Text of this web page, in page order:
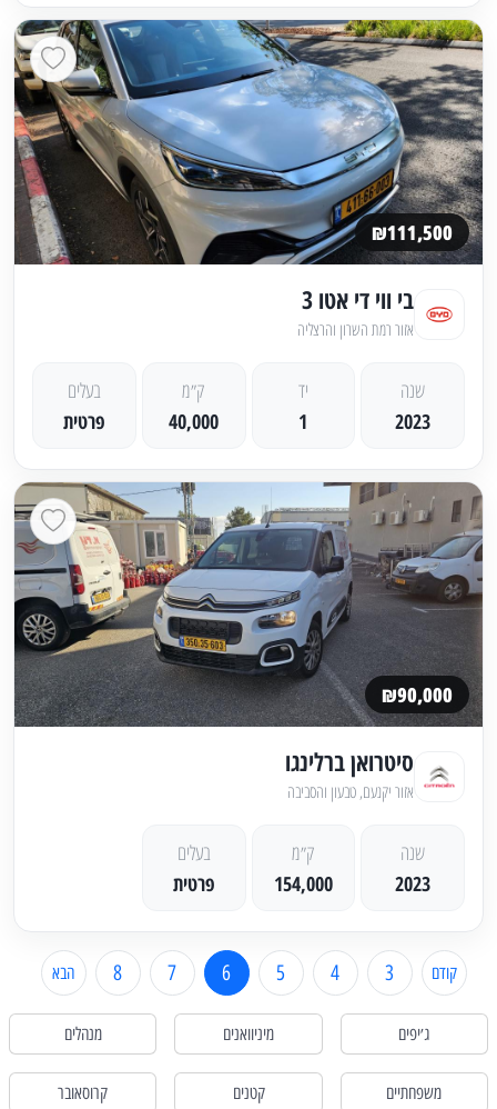
₪111,500
בי ווי די אטו 3
אזור רמת השרון והרצליה
שנה
2023
יד
1
ק״מ
40,000
בעלים
פרטית
₪90,000
סיטרואן ברלינגו
אזור יקנעם, טבעון והסביבה
שנה
2023
ק״מ
154,000
בעלים
פרטית
קודם 3
4
5
6
7
8 הבא
ג׳יפים מיניוואנים מנהלים
משפחתיים קטנים קרוסאובר